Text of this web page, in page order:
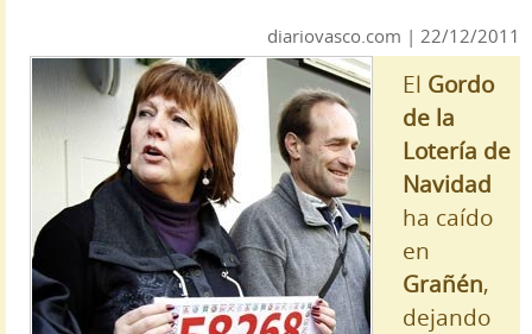
diariovasco.com | 22/12/2011
El Gordo
de la
Lotería de
Navidad
ha caído
en
Grañén,
dejando